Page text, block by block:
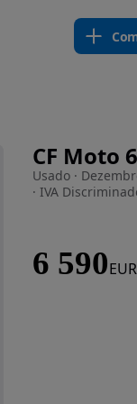
CF Moto
Usado ·
· IVA
6 590EUR